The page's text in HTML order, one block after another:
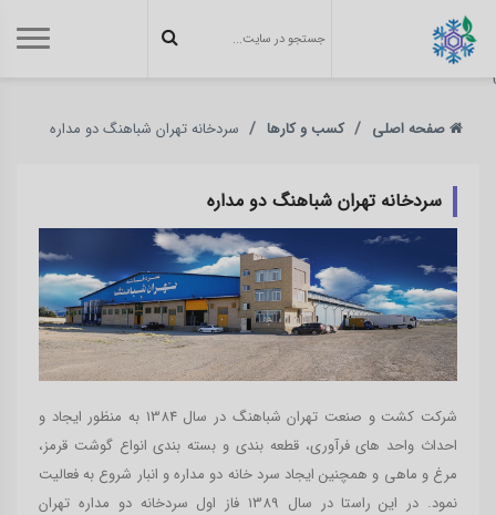
}
صفحه اصلی کسب و کارها سردخانه تهران شباهنگ دو مداره
سردخانه تهران شباهنگ دو مداره
شرکت کشت و صنعت تهران شباهنگ در سال 1384 به منظور ایجاد و
احداث واحد های فرآوری، قطعه بندی و بسته بندی انواع گوشت قرمز،
مرغ و ماهی و همچنین ایجاد سرد خانه دو مداره و انبار شروع به فعالیت
نمود. در این راستا در سال 1389 فاز اول سردخانه دو مداره تهران